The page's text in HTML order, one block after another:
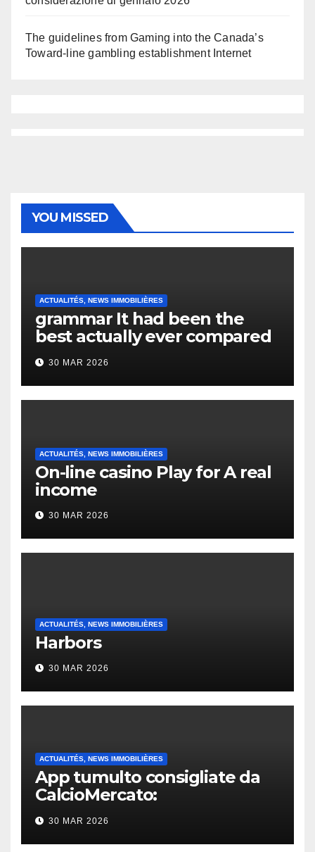
The guidelines from Gaming into the Canada’s
Toward-line gambling establishment Internet
YOU MISSED
ACTUALITÉS, NEWS IMMOBILIÈRES
grammar It had been the
best actually ever compared
to it’s the top actually?
English Vocabulary Learners
Heap Change
30 MAR 2026
ACTUALITÉS, NEWS IMMOBILIÈRES
On-line casino Play for A real
income
30 MAR 2026
ACTUALITÉS, NEWS IMMOBILIÈRES
Harbors
30 MAR 2026
ACTUALITÉS, NEWS IMMOBILIÈRES
App tumulto consigliate da
CalcioMercato:
considerazione di gennaio
2026
30 MAR 2026